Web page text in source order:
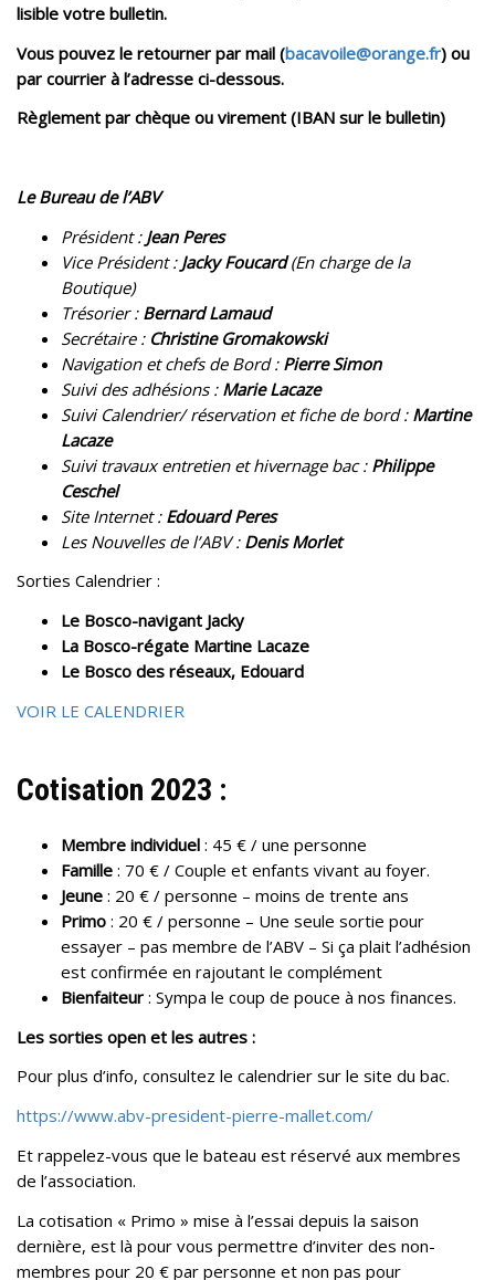
lisible votre bulletin.
Vous pouvez le retourner par mail (bacavoile@orange.fr) ou
par courrier à l’adresse ci-dessous.
Règlement par chèque ou virement (IBAN sur le bulletin)
Le Bureau de l’ABV
Président : Jean Peres
Vice Président : Jacky Foucard(En charge de la
Boutique)
Trésorier : Bernard Lamaud
Secrétaire : Christine Gromakowski
Navigation et chefs de Bord : Pierre Simon
Suivi des adhésions : Marie Lacaze
Suivi Calendrier/ réservation et fiche de bord : Martine
Lacaze
Suivi travaux entretien et hivernage bac : Philippe
Ceschel
Site Internet : Edouard Peres
Les Nouvelles de l’ABV : Denis Morlet
Sorties Calendrier :
Le Bosco-navigant Jacky
La Bosco-régate Martine Lacaze
Le Bosco des réseaux, Edouard
VOIR LE CALENDRIER
Cotisation 2023 :
Membre individuel : 45 € / une personne
Famille : 70 € / Couple et enfants vivant au foyer.
Jeune : 20 € / personne – moins de trente ans
Primo : 20 € / personne – Une seule sortie pour
essayer – pas membre de l’ABV – Si ça plait l’adhésion
est confirmée en rajoutant le complément
Bienfaiteur : Sympa le coup de pouce à nos finances.
Les sorties open et les autres :
Pour plus d’info, consultez le calendrier sur le site du bac.
https://www.abv-president-pierre-mallet.com/
Et rappelez-vous que le bateau est réservé aux membres
de l’association.
La cotisation « Primo » mise à l’essai depuis la saison
dernière, est là pour vous permettre d’inviter des non-
membres pour 20 € par personne et non pas pour